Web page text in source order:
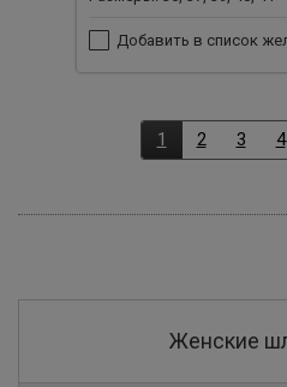
Добавить в список
1 2 3 4
Женские